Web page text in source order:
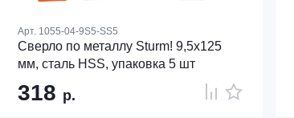
Арт. 1055-04-9S5-SS5
Сверло по металлу Sturm! 9,5х125
мм, сталь HSS, упаковка 5 шт
318 р.